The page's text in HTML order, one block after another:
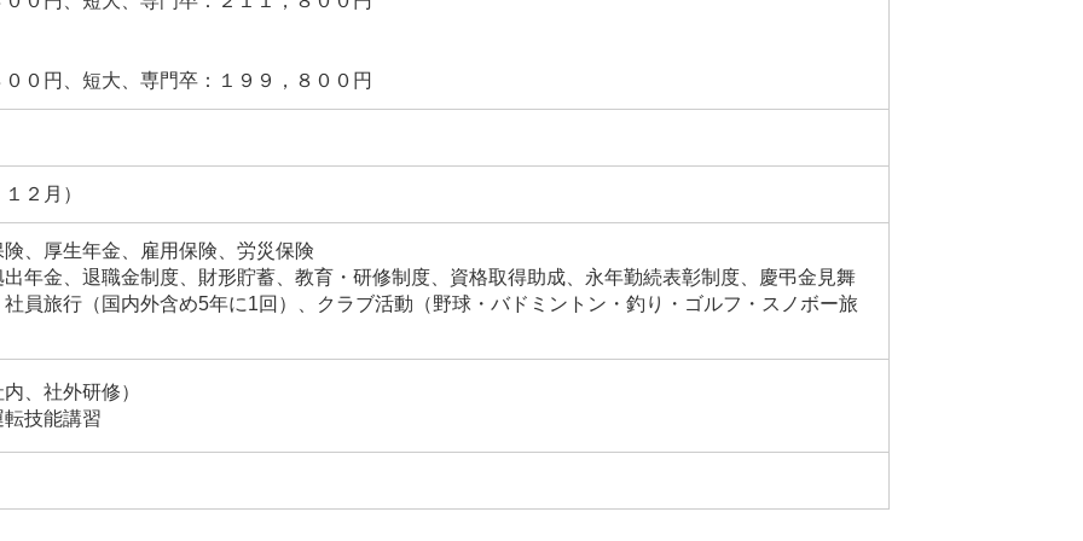
０円、短大、専門卒：１９９，８００円
２月）
、厚生年金、雇用保険、労災保険
年金、退職金制度、財形貯蓄、教育・研修制度、資格取得助成、永年勤続表彰制度、慶弔金見舞
員旅行（国内外含め5年に1回）、クラブ活動（野球・バドミントン・釣り・ゴルフ・スノボー旅
、社外研修）
技能講習